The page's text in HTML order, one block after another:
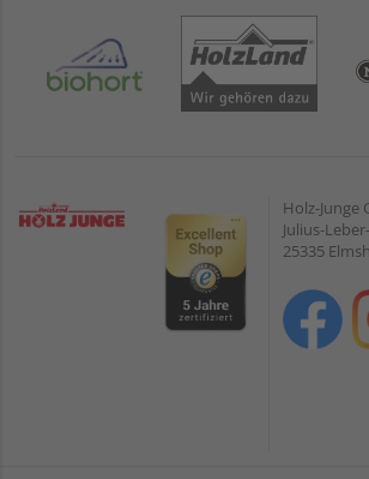
Holz-Junge
Julius-
25335